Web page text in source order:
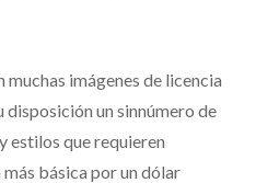
imágenes de licencia
un sinnúmero de
estilos que requieren
básica por un dólar